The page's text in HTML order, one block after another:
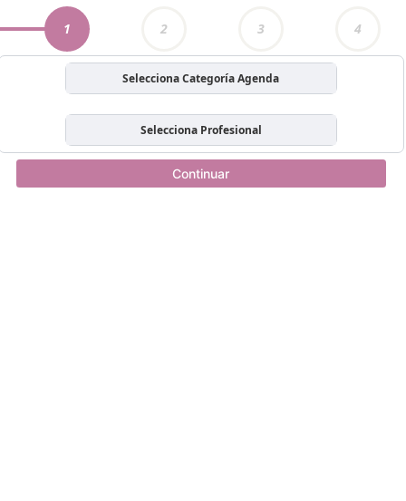
1 2 3 4
Selecciona Categoría Agenda
Selecciona Profesional
Continuar